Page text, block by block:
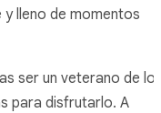
lleno de momentos
ser un veterano de
para disfrutarlo. A